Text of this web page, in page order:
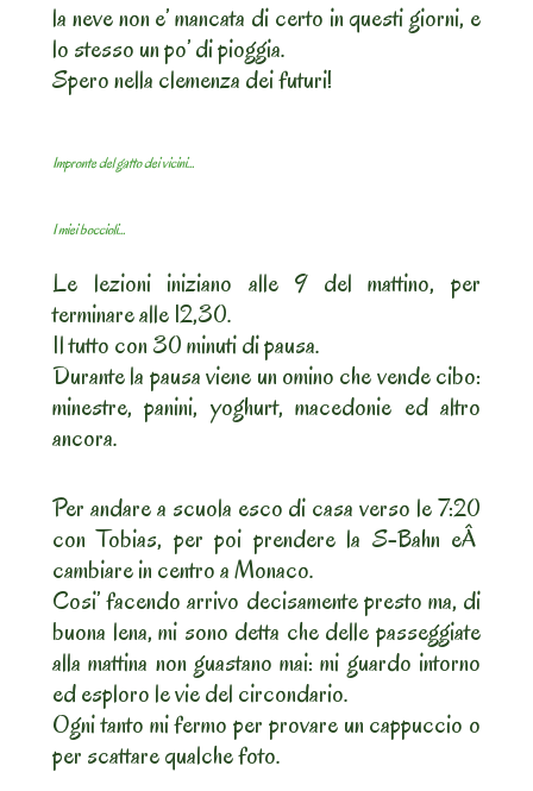
la neve non e’ mancata di certo in questi giorni, e
lo stesso un po’ di pioggia.
Spero nella clemenza dei futuri!
Impronte del gatto dei vicini…
I miei boccioli…
Le lezioni iniziano alle 9 del mattino, per
terminare alle 12,30.
Il tutto con 30 minuti di pausa.
Durante la pausa viene un omino che vende cibo:
minestre, panini, yoghurt, macedonie ed altro
ancora.
Per andare a scuola esco di casa verso le 7:20
con Tobias, per poi prendere la S-Bahn eÂ
cambiare in centro a Monaco.
Cosi’ facendo arrivo decisamente presto ma, di
buona lena, mi sono detta che delle passeggiate
alla mattina non guastano mai: mi guardo intorno
ed esploro le vie del circondario.
Ogni tanto mi fermo per provare un cappuccio o
per scattare qualche foto.